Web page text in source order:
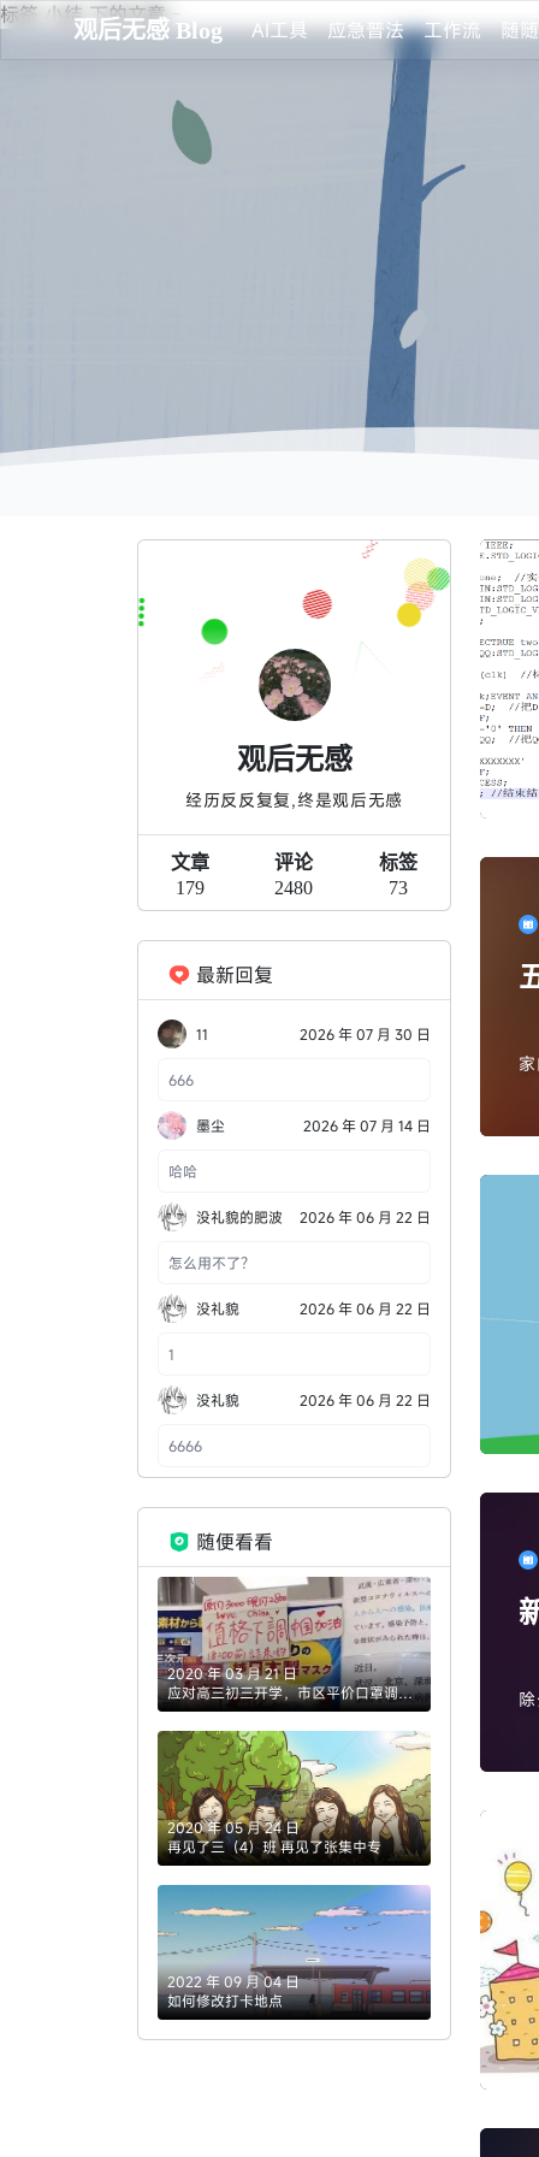
标签 小结 下的文章 -
观后无感 Blog AI工具 应急普法 工作流 随
观后无感
经历反反复复,终是观后无感
文章 评论
标签
179
2480 73
最新回复
11 2026 年 07 月 30 日
666
墨尘 2026 年 07 月 14 日
哈哈
没礼貌的肥波 2026 年 06 月 22 日
怎么用不了？
没礼貌 2026 年 06 月 22 日
1
没礼貌 2026 年 06 月 22 日
6666
随便看看
2020 年 03 月 21 日
应对高三初三开学，市区平价口罩调整
套餐
2020 年 05 月 24 日
再见了三（4）班 再见了张集中专
2022 年 09 月 04 日
如何修改打卡地点